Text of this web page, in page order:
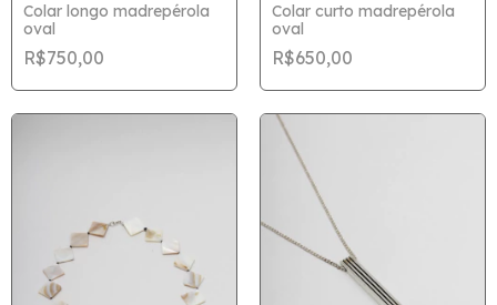
Colar longo madrepérola
oval
R$750,00
Colar curto madrepérola
oval
R$650,00